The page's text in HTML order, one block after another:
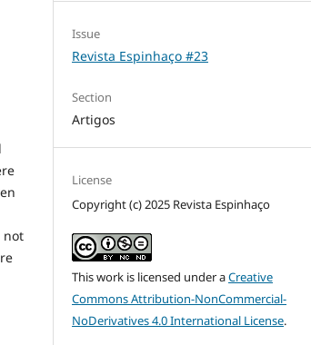
not
Issue
Revista Espinhaço #23
Section
Artigos
License
Copyright (c) 2025 Revista Espinhaço
This work is licensed under aCreative
Commons Attribution-NonCommercial-
NoDerivatives 4.0 International License.